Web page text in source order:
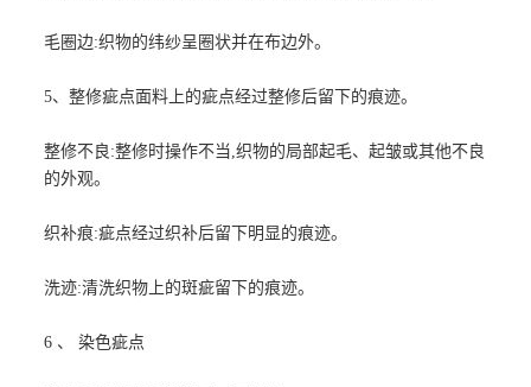
毛圈边:织物的纬纱呈圈状并在布边外。
5、整修疵点面料上的疵点经过整修后留下的痕迹。
整修不良:整修时操作不当,织物的局部起毛、起皱或其他不良
的外观。
织补痕:疵点经过织补后留下明显的痕迹。
洗迹:清洗织物上的斑疵留下的痕迹。
6 、 染色疵点